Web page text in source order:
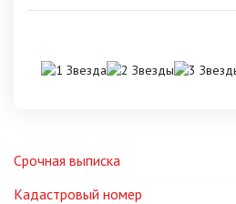
Срочная выписка
Кадастровый номер